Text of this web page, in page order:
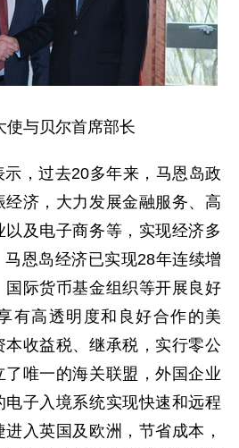
与贝尔首席部长
，过去20多年来，马恩岛政
济，大力发展金融服务、高
及电子商务等，实现经济多
恩岛经济已实现28年连续增
际货币基金组织等开展良好
有高透明度和良好合作的美
收益税、继承税，实行零公
唯一的海关联盟，外国企业
子入境系统实现快速和远程
入英国及欧洲，节省成本，